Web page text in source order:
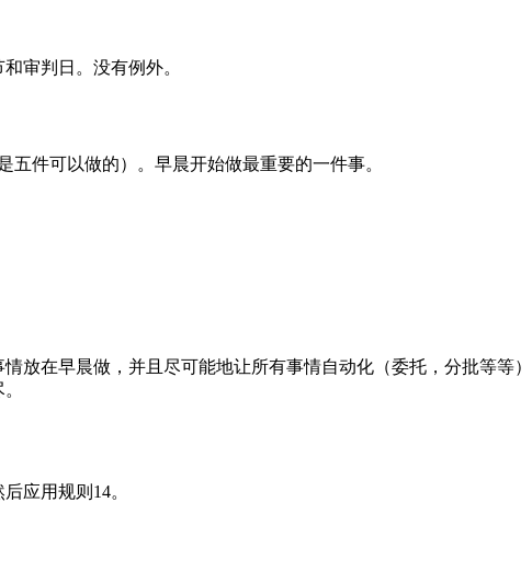
审判日。没有例外。
件可以做的）。早晨开始做最重要的一件事。
放在早晨做，并且尽可能地让所有事情自动化（委托，分批等等
应用规则14。